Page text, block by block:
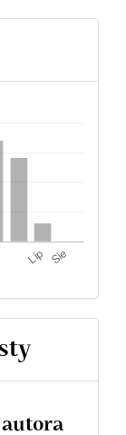
autora